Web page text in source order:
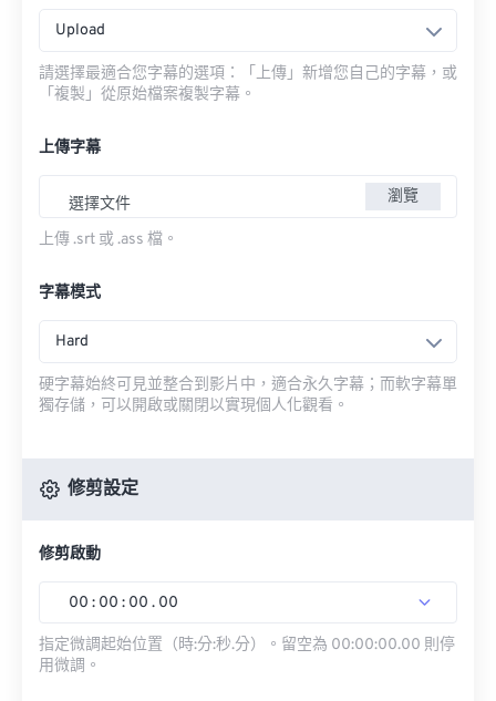
Upload
請選擇最適合您字幕的選項：「上傳」新增您自己的字幕，或
「複製」從原始檔案複製字幕。
上傳字幕
選擇文件 瀏覽
上傳 .srt 或 .ass 檔。
字幕模式
Hard
硬字幕始終可見並整合到影片中，適合永久字幕；而軟字幕單
獨存儲，可以開啟或關閉以實現個人化觀看。
修剪設定
修剪啟動
00 : 00 : 00 . 00
指定微調起始位置（時:分:秒.分）。留空為 00:00:00.00 則停
用微調。